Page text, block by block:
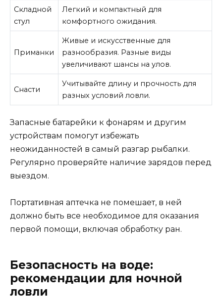
Складной
стул
Легкий и компактный для
комфортного ожидания.
Приманки
Живые и искусственные для
разнообразия. Разные виды
увеличивают шансы на улов.
Снасти
Учитывайте длину и прочность для
разных условий ловли.
Запасные батарейки к фонарям и другим
устройствам помогут избежать
неожиданностей в самый разгар рыбалки.
Регулярно проверяйте наличие зарядов перед
выездом.
Портативная аптечка не помешает, в ней
должно быть все необходимое для оказания
первой помощи, включая обработку ран.
Безопасность на воде:
рекомендации для ночной
ловли